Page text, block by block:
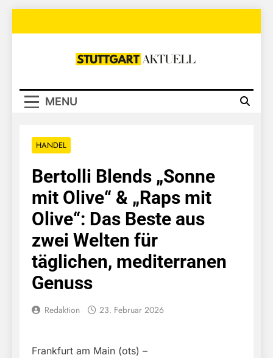
Stuttgart
MENU
HANDEL
Bertolli Blends „Sonne
mit Olive“ & „Raps mit
Olive“: Das Beste aus
zwei Welten für
täglichen, mediterranen
Genuss
Redaktion 23. Februar 2026
Frankfurt am Main (ots) –